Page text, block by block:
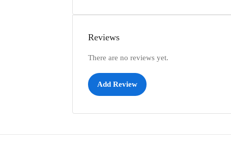
Reviews
There are no reviews yet.
Add Review